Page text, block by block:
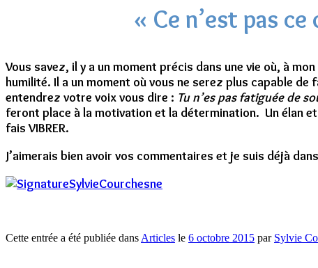
« Ce n’est pas
Vous savez, il y a un moment précis dans une vie où, à
humilité. Il a un moment où vous ne serez plus capable
entendrez votre voix vous dire : Tu n’es pas fatiguée de
feront place à la motivation et la détermination. Un élan
fais VIBRER.
J’aimerais bien avoir vos commentaires et je suis déjà
Cette entrée a été publiée dans Articles le 6 octobre 2015 par Sylvie